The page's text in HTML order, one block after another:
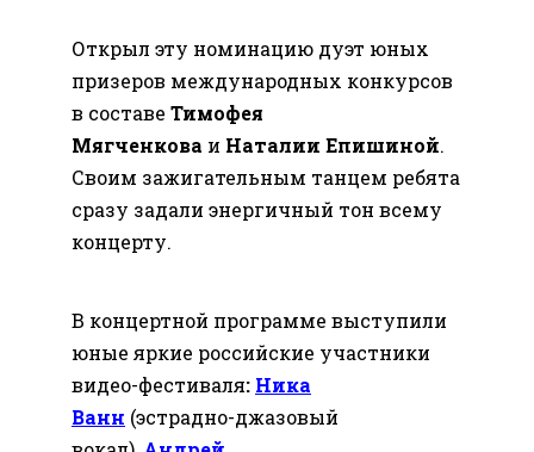
Открыл эту номинацию дуэт юных
призеров международных конкурсов
в составе Тимофея
Мягченкова и Наталии Епишиной.
Своим зажигательным танцем ребята
сразу задали энергичный тон всему
концерту.
В концертной программе выступили
юные яркие российские участники
видео-фестиваля: Ника
Ванн (эстрадно-джазовый